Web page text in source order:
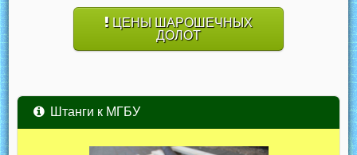
ЦЕНЫ ШАРОШЕЧНЫХ
ДОЛОТ
Штанги к МГБУ